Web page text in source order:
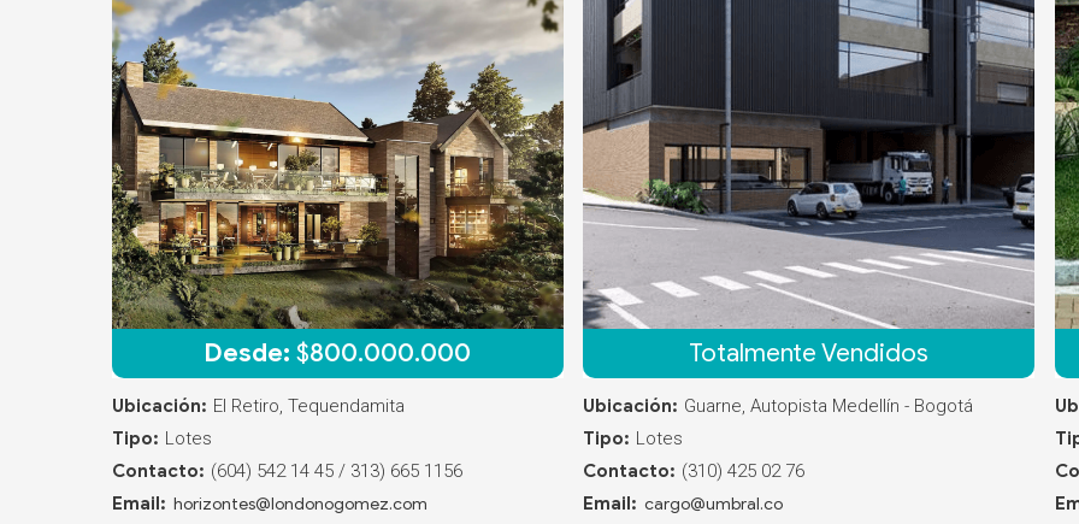
Desde:$800.000.000
Ubicación: El Retiro, Tequendamita
Tipo: Lotes
Contacto: (604) 542 14 45 / 313) 665 1156
Email: horizontes@londonogomez.com
Totalmente Vendidos
Ubicación: Guarne, Autopista Medellín - Bogotá
Tipo: Lotes
Contacto: (310) 425 02 76
Email: cargo@umbral.co